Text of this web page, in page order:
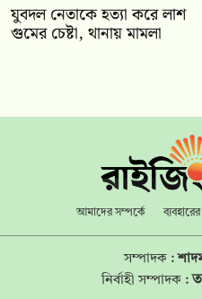
যুবদল নেতাকে হত্যা করে লাশ
গুমের চেষ্টা, থানায় মামলা
আমাদের সম্পর্কে
সম্পাদক :
নির্বাহী সম্পাদক :